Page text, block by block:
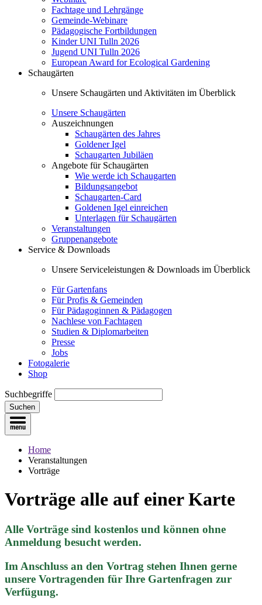
Fachtage und Lehrgänge
Gemeinde-Webinare
Pädagogische Fortbildungen
Kinder UNI Tulln 2026
Jugend UNI Tulln 2026
European Award for Ecological Gardening
Schaugärten
Unsere Schaugärten und Aktivitäten im Überblick
Unsere Schaugärten
Auszeichnungen
Schaugärten des Jahres
Goldener Igel
Schaugarten Jubiläen
Angebote für Schaugärten
Wie werde ich Schaugarten
Bildungsangebot
Schaugarten-Card
Goldenen Igel einreichen
Unterlagen für Schaugärten
Veranstaltungen
Gruppenangebote
Service & Downloads
Unsere Serviceleistungen & Downloads im Überblick
Für Gartenfans
Für Profis & Gemeinden
Für Pädagoginnen & Pädagogen
Nachlese von Fachtagen
Studien & Diplomarbeiten
Presse
Jobs
Fotogalerie
Shop
Suchbegriffe
Suchen
Home
Veranstaltungen
Vorträge
Vorträge alle auf einer Karte
Alle Vorträge sind kostenlos und können ohne
Anmeldung besucht werden.
Im Anschluss an den Vortrag stehen Ihnen gerne
unsere Vortragenden für Ihre Gartenfragen zur
Verfügung.